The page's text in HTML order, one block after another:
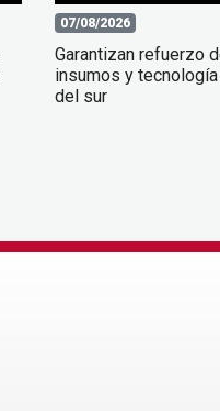
07/08/2026
Garantizan refuerzo
insumos y
del sur